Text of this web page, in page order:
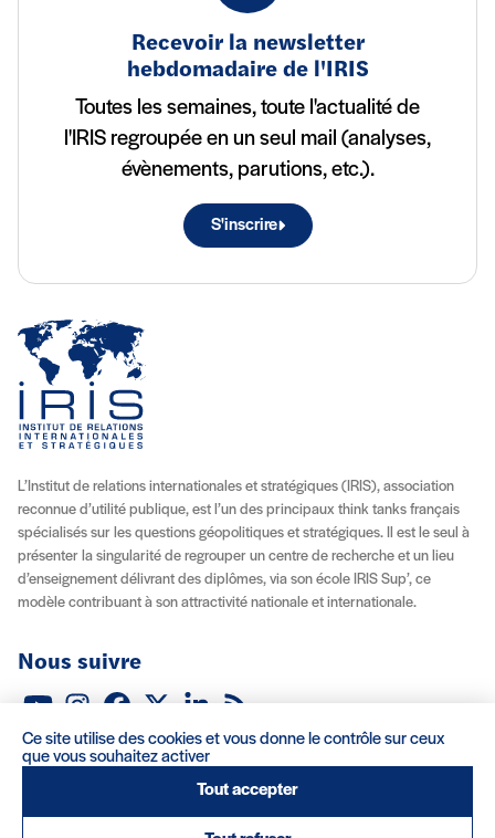
Recevoir la newsletter
hebdomadaire de l'IRIS
Toutes les semaines, toute l'actualité de
l'IRIS regroupée en un seul mail (analyses,
évènements, parutions, etc.).
S'inscrire
L’Institut de relations internationales et stratégiques (IRIS), association
reconnue d’utilité publique, est l’un des principaux think tanks français
spécialisés sur les questions géopolitiques et stratégiques. Il est le seul à
présenter la singularité de regrouper un centre de recherche et un lieu
d’enseignement délivrant des diplômes, via son école IRIS Sup’, ce
modèle contribuant à son attractivité nationale et internationale.
Nous suivre
À propos
Recrutement Locations Contact
Conditions d’utilisation
Ce site utilise des cookies et vous donne le contrôle sur ceux
que vous souhaitez activer
Tout accepter